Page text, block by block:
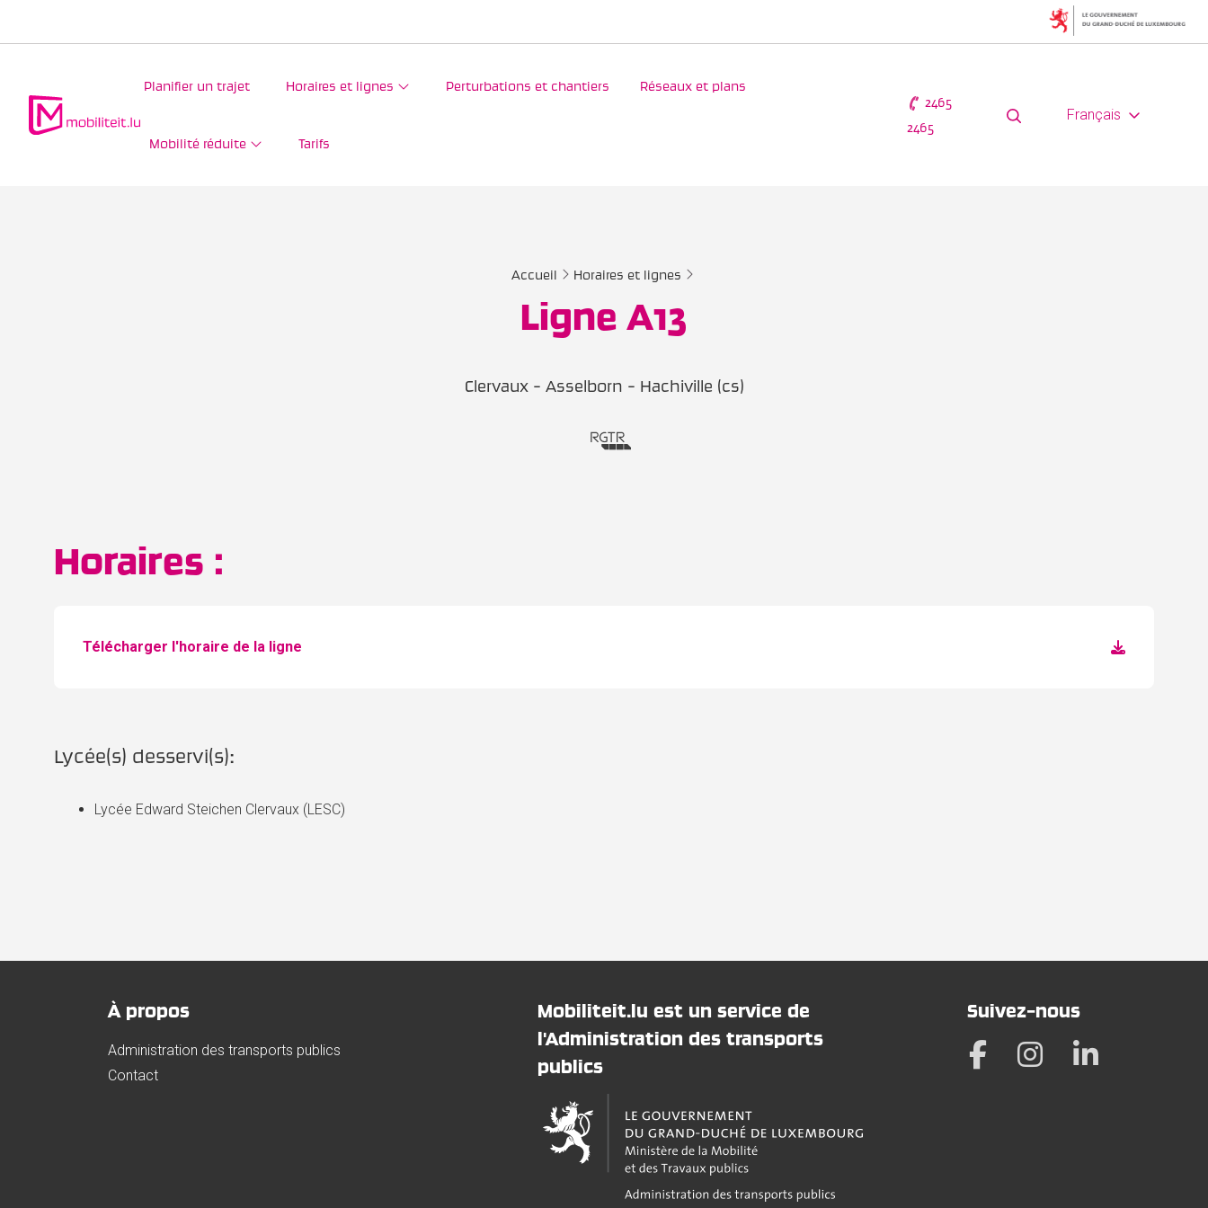
Planifier un trajet Horaires et lignes Perturbations et chantiers Réseaux et plans
Mobilité réduite Tarifs
2465
2465
Français
Accueil Horaires et lignes
Ligne A13
Clervaux - Asselborn - Hachiville (cs)
Horaires :
Télécharger l'horaire de la ligne
Lycée(s) desservi(s):
Lycée Edward Steichen Clervaux (LESC)
À propos
Administration des transports publics
Contact
Mobiliteit.lu est un service de
l'Administration des transports
publics
Suivez-nous